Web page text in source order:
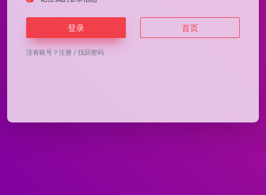
登录 首页
没有账号？ 注册 / 找回密码